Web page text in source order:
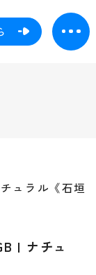
ュラル《石垣
| ナチュ